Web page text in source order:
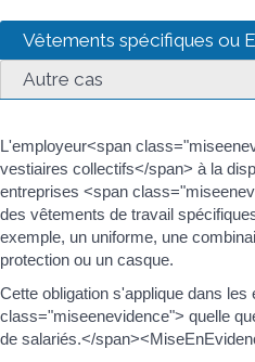
Vêtements spécifiques ou
Autre cas
L'employeur<span
vestiaires collectifs</span> à la
entreprises <span
des vêtements de travail
exemple, un uniforme, une
protection ou un casque.
Cette obligation s'applique dans les
class="miseenevidence"> quelle
de salariés.</